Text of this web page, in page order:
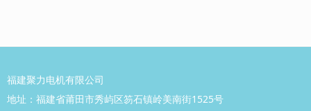
福建聚力电机有限公司
地址：福建省莆田市秀屿区笏石镇岭美南街1525号